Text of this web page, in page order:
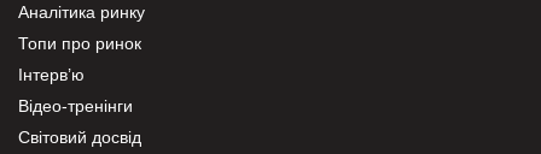
Аналітика ринку
Топи про ринок
Інтерв’ю
Відео-тренінги
Світовий досвід